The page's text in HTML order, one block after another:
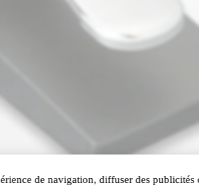
de navigation, diffuser des publicités